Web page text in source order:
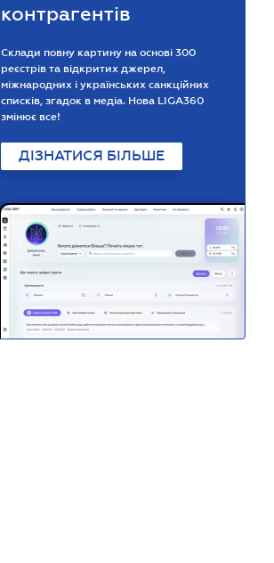
контрагентів
Склади повну картину на основі 300
реєстрів та відкритих джерел,
міжнародних і українських санкційних
списків, згадок в медіа. Нова LIGA360
змінює все!
ДІЗНАТИСЯ БІЛЬШЕ